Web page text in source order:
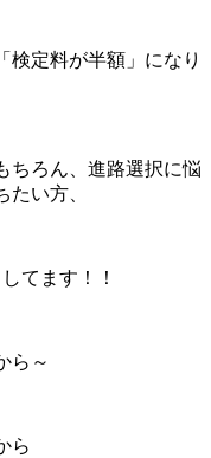
検定料が半額」になり
ちろん、進路選択に悩
たい方、
てます！！
ら～
から